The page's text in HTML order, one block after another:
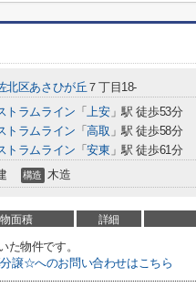
北区あさひが丘 ７丁目18-
トラムライン 「上安」駅 徒歩53分
トラムライン 「高取 」駅 徒歩58分
トラムライン 「安東 」駅 徒歩61分
構造 木造
面積 詳細
た物件です。
譲☆へのお問い合わせはこちら